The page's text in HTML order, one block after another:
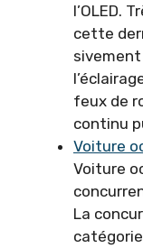
l’OLED.
cette
sivement
feux de
continu
Voiture
Voiture
La